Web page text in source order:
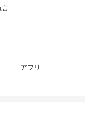
言
アプリ